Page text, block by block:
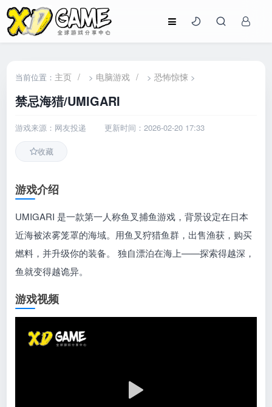
当前位置： 主页 / > 电脑游戏 / >恐怖惊悚 >
禁忌海猎/UMIGARI
游戏来源：网友投递 更新时间：2026-02-20 17:33
收藏
游戏介绍
UMIGARI 是一款第一人称鱼叉捕鱼游戏，背景设定在日本
近海被浓雾笼罩的海域。用鱼叉狩猎鱼群，出售渔获，购买
燃料，并升级你的装备。 独自漂泊在海上——探索得越深，
鱼就变得越诡异。
游戏视频